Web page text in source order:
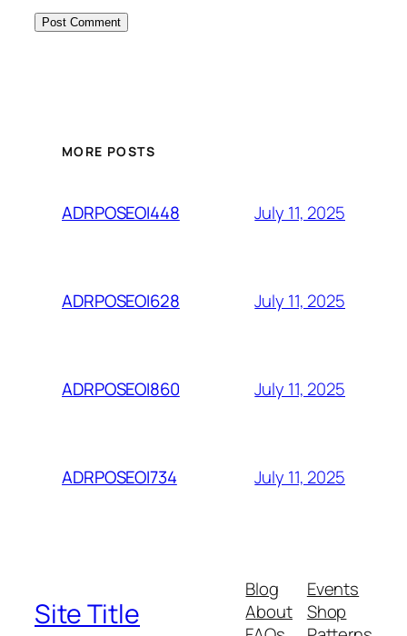
MORE POSTS
ADRPOSEOI448 July 11, 2025
ADRPOSEOI628 July 11, 2025
ADRPOSEOI860 July 11, 2025
ADRPOSEOI734 July 11, 2025
Site Title
Blog
About
Events
Shop